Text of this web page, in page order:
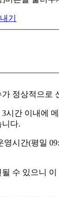
기
정상적으로
시간 이내에
니다.
시간(평일
수 있으니